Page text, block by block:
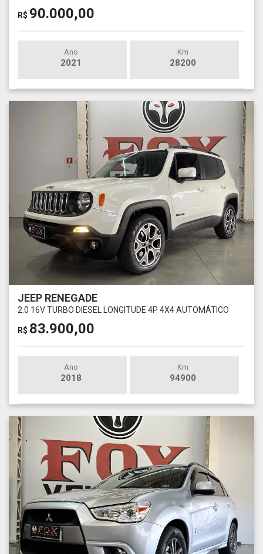
R$ 90.000,00
Ano
2021
Km
28200
JEEP RENEGADE
2.0 16V TURBO DIESEL LONGITUDE 4P 4X4 AUTOMÁTICO
R$ 83.900,00
Ano
2018
Km
94900